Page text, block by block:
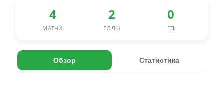
4
МАТЧИ
2
ГОЛЫ
0
ГП
Обзор Статистика